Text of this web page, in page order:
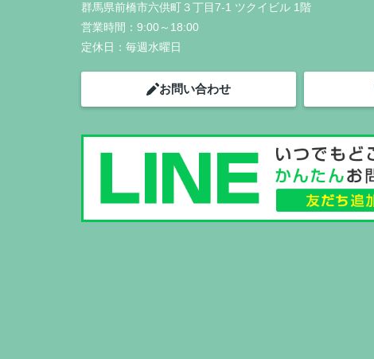
群馬県前橋市六供町３丁目7-1 ツクイビル 1階
営業時間： 9:00～18:00
定休日： 毎週水曜日
お問い合わせ